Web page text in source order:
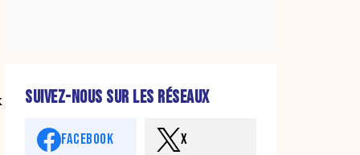
SUIVEZ-NOUS SUR LES RÉSEAUX
FACEBOOK X